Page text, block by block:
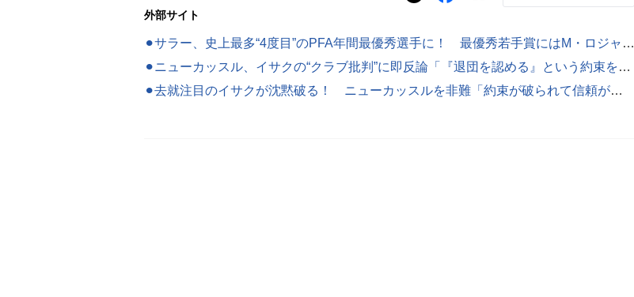
外部サイト
⚫︎サラー、史上最多“4度目”のPFA年間最優秀選手に！ 最優秀若手賞にはM・ロジャーズが選出
⚫︎ニューカッスル、イサクの“クラブ批判”に即反論「『退団を認める』という約束を交わした事実は一切ない」
⚫︎去就注目のイサクが沈黙破る！ ニューカッスルを非難「約束が破られて信頼が失われたとき…」